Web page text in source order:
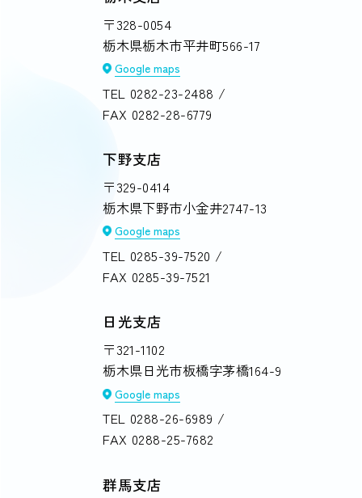
〒328-0054
栃木県栃木市平井町566-17
Google maps
TEL 0282-23-2488 /
FAX 0282-28-6779
下野支店
〒329-0414
栃木県下野市小金井2747-13
Google maps
TEL 0285-39-7520 /
FAX 0285-39-7521
日光支店
〒321-1102
栃木県日光市板橋字茅橋164-9
Google maps
TEL 0288-26-6989 /
FAX 0288-25-7682
群馬支店